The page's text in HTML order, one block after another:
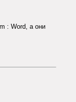
: Word, а они